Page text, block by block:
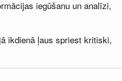
iegūšanu un analīzi,
ikdienā ļaus spriest kritiski,